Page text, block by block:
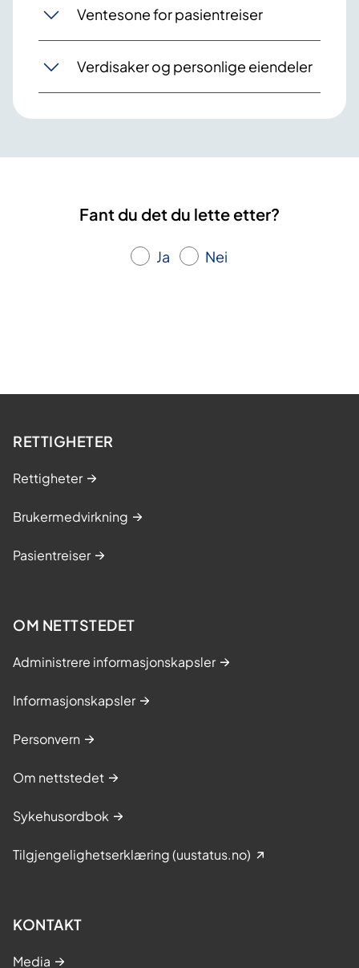
Ventesone for pasientreiser
Verdisaker og personlige eiendeler
Fant du det du lette etter?
Ja Nei
RETTIGHETER
Rettigheter
Brukermedvirkning
Pasientreiser
OM NETTSTEDET
Administrere informasjonskapsler
Informasjonskapsler
Personvern
Om nettstedet
Sykehusordbok
Tilgjengelighetserklæring (uustatus.no)
KONTAKT
Media